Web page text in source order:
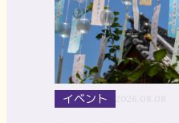
イベント